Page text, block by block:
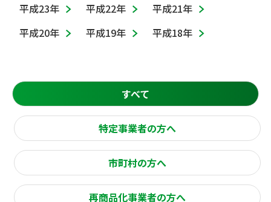
平成23年
平成22年
平成21年
平成20年
平成19年 平成18年
すべて
特定事業者の方へ
市町村の方へ
再商品化事業者の方へ